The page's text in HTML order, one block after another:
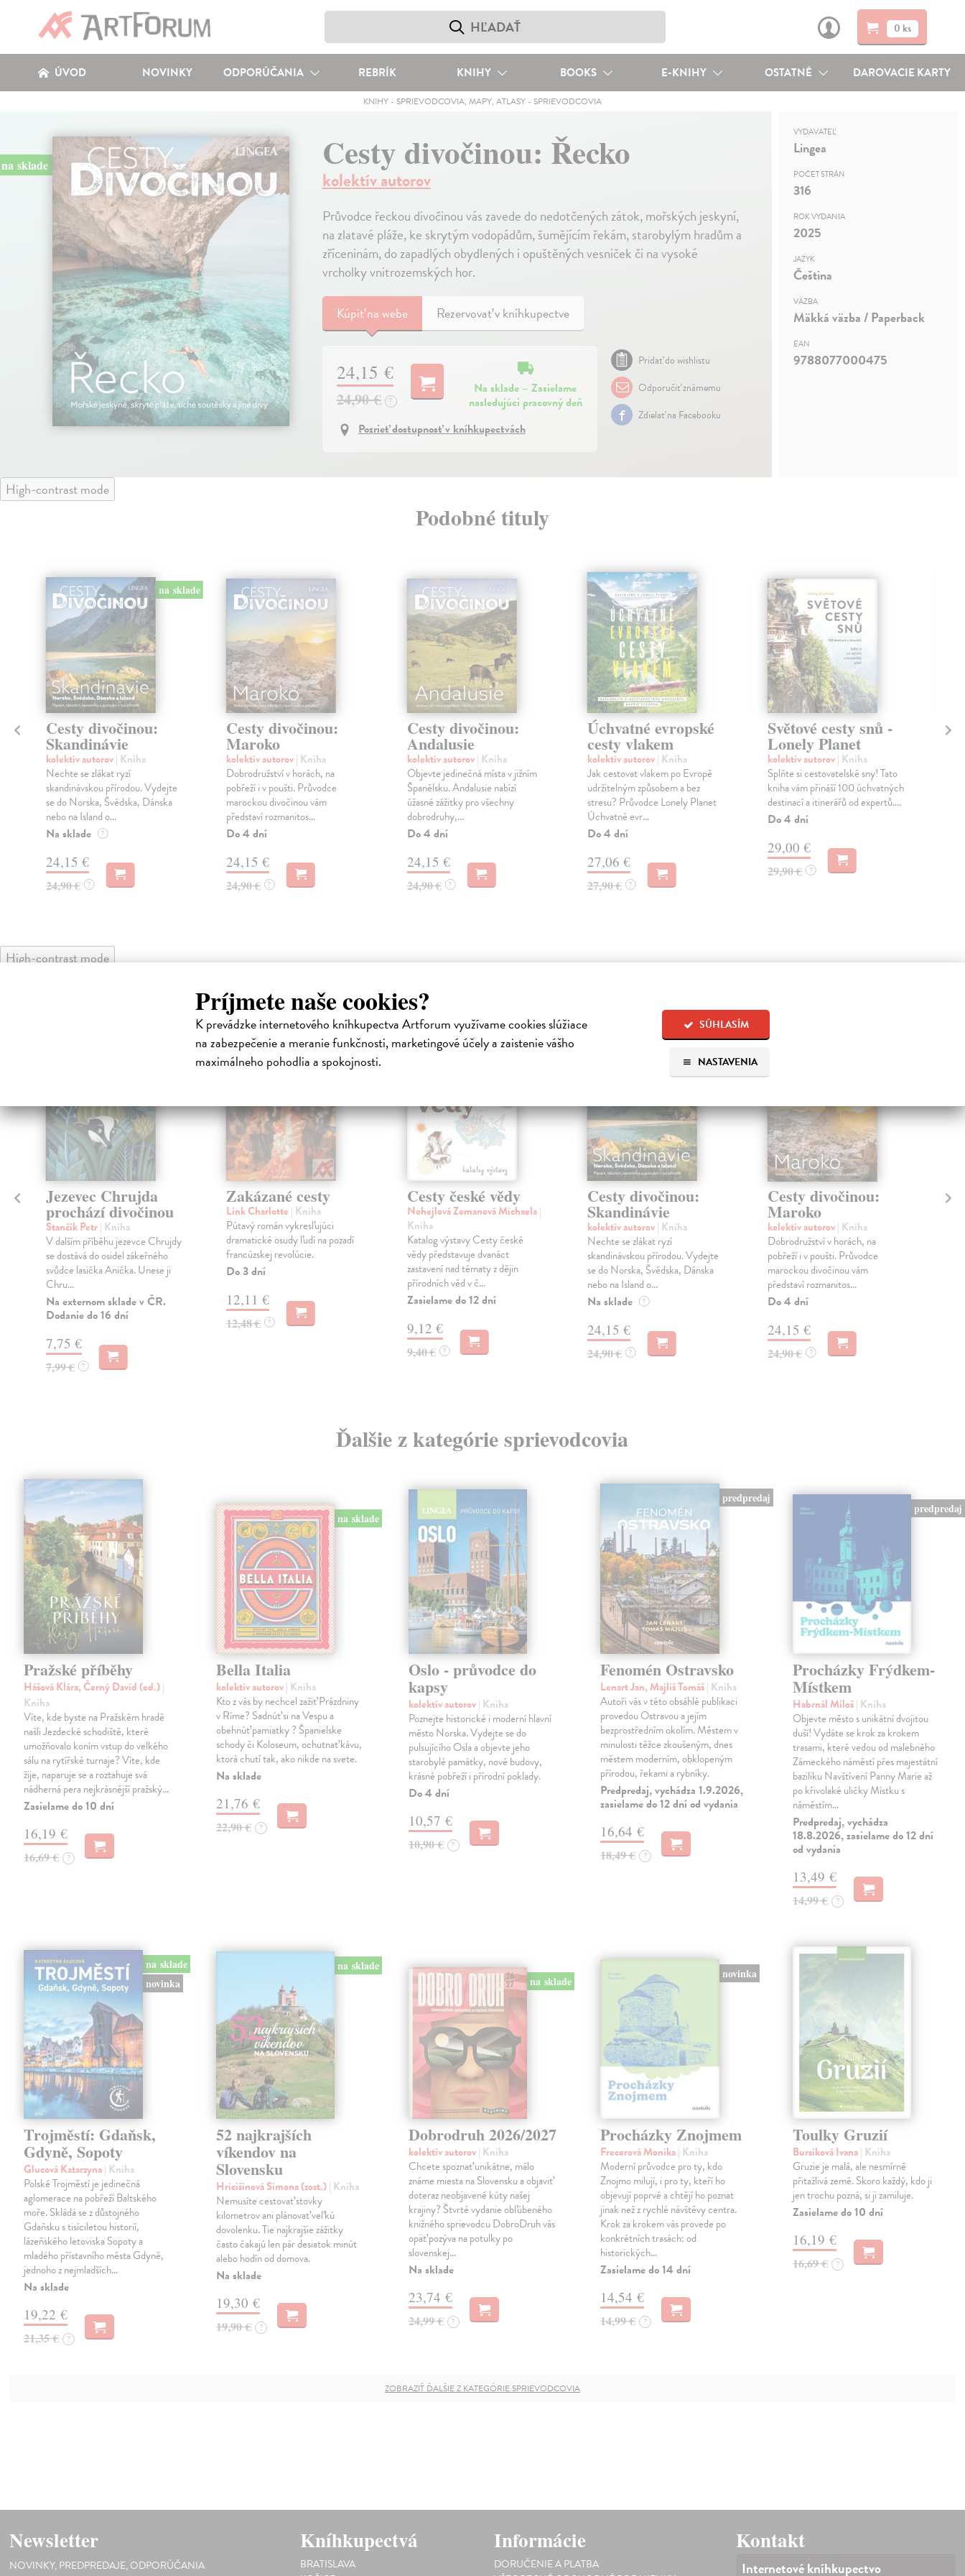
Príjmete naše cookies?
K prevádzke internetového kníhkupectva Artforum využívame cookies slúžiace
na zabezpečenie a meranie funkčnosti, marketingové účely a zaistenie vášho
maximálneho pohodlia a spokojnosti.
SÚHLASÍM
NASTAVENIA
0 ks
ÚVOD NOVINKY ODPORÚČANIA REBRÍK KNIHY BOOKS E-KNIHY OSTATNÉ DAROVACIE KARTY
KNIHY- SPRIEVODCOVIA, MAPY, ATLASY- SPRIEVODCOVIA
na sklade Cesty divočinou: Řecko
kolektív autorov
Průvodce řeckou divočinou vás zavede do nedotčených zátok, mořských jeskyní,
na zlatavé pláže, ke skrytým vodopádům, šumějícím řekám, starobylým hradům a
zříceninám, do zapadlých obydlených i opuštěných vesniček či na vysoké
vrcholky vnitrozemských hor.
Kúpiťna webe Rezervovať v kníhkupectve
24,15 €
24,90 € ?
Na sklade – Zasielame
nasledujúci pracovný deň
Pozrieť dostupnosť v kníhkupectvách
Pridať do wishlistu
Odporučiť známemu
Zdielať na Facebooku
VYDAVATEĽ
Lingea
POČET STRÁN
316
ROK VYDANIA
2025
JAZYK
Čeština
VÄZBA
Mäkká väzba / Paperback
EAN
9788077000475
High-contrast mode
Podobné tituly
na sklade
Cesty divočinou:
Skandinávie
kolektív autorov| Kniha
Nechte se zlákat ryzí
skandinávskou přírodou. Vydejte
se do Norska, Švédska, Dánska
nebo na Island o...
Na sklade ?
24,15 €
24,90 € ?
Cesty divočinou:
Maroko
kolektív autorov| Kniha
Dobrodružství v horách, na
pobřeží i v poušti. Průvodce
marockou divočinou vám
představí rozmanitos...
Do 4 dní
24,15 €
24,90 € ?
Cesty divočinou:
Andalusie
kolektív autorov| Kniha
Objevte jedinečná místa v jižním
Španělsku. Andalusie nabízí
úžasné zážitky pro všechny
dobrodruhy,...
Do 4 dní
24,15 €
24,90 € ?
Úchvatné evropské
cesty vlakem
kolektív autorov| Kniha
Jak cestovat vlakem po Evropě
udržitelným způsobem a bez
stresu? Průvodce Lonely Planet
Úchvatné evr...
Do 4 dní
27,06 €
27,90 € ?
Světové cesty snů -
Lonely Planet
kolektív autorov| Kniha
Splňte si cestovatelské sny! Tato
kniha vám přináší 100 úchvatných
destinací a itinerářů od expertů....
Do 4 dní
29,00 €
29,90 € ?
High-contrast mode
Čitatelia s podobným vkusom si kúpili aj:
Jezevec Chrujda
prochází divočinou
Stančík Petr| Kniha
V dalším příběhu jezevce Chrujdy
se dostává do osidel zákeřného
svůdce lasička Anička. Unese ji
Chru...
Na externom sklade v ČR.
Dodanie do 16 dní
7,75 €
7,99 € ?
Zakázané cesty
Link Charlotte | Kniha
Pútavý román vykresľujúci
dramatické osudy ľudí na pozadí
francúzskej revolúcie.
Do 3 dní
12,11 €
12,48 € ?
Cesty české vědy
Nohejlová Zemanová Michaela|
Kniha
Katalog výstavy Cesty české
vědy představuje dvanáct
zastavení nad tématy z dějin
přírodních věd v č...
Zasielame do 12 dní
9,12 €
9,40 € ?
na sklade
Cesty divočinou:
Skandinávie
kolektív autorov| Kniha
Nechte se zlákat ryzí
skandinávskou přírodou. Vydejte
se do Norska, Švédska, Dánska
nebo na Island o...
Na sklade ?
24,15 €
24,90 € ?
Cesty divočinou:
Maroko
kolektív autorov| Kniha
Dobrodružství v horách, na
pobřeží i v poušti. Průvodce
marockou divočinou vám
představí rozmanitos...
Do 4 dní
24,15 €
24,90 € ?
Ďalšie z kategórie sprievodcovia
Pražské příběhy
Hášová Klára, Černý David (ed.)|
Kniha
Víte, kde byste na Pražském hradě
našli Jezdecké schodiště, které
umožňovalo koním vstup do velkého
sálu na rytířské turnaje? Víte, kde
žije, naparuje se a roztahuje svá
nádherná pera nejkrásnější pražský…
Zasielame do 10 dní
16,19 €
16,69 € ?
na sklade
Bella Italia
kolektív autorov| Kniha
Kto z vás by nechcel zažiť Prázdniny
v Ríme? Sadnúť si na Vespu a
obehnúť pamiatky ? Španielske
schody či Koloseum, ochutnať kávu,
ktorá chutí tak, ako nikde na svete.
Na sklade
21,76 €
22,90 € ?
Oslo - průvodce do
kapsy
kolektív autorov| Kniha
Poznejte historické i moderní hlavní
město Norska. Vydejte se do
pulsujícího Osla a objevte jeho
starobylé památky, nové budovy,
krásné pobřeží i přírodní poklady.
Do 4 dní
10,57 €
10,90 € ?
predpredaj
Fenomén Ostravsko
Lenart Jan, Majliš Tomáš| Kniha
Autoři vás v této obsáhlé publikaci
provedou Ostravou a jejím
bezprostředním okolím. Městem v
minulosti těžce zkoušeným, dnes
městem moderním, obklopeným
přírodou, řekami a rybníky.
Predpredaj, vychádza 1.9.2026,
zasielame do 12 dní od vydania
16,64 €
18,49 € ?
predpredaj
Procházky Frýdkem-
Místkem
Habrnál Miloš| Kniha
Objevte město s unikátní dvojitou
duší! Vydáte se krok za krokem
trasami, které vedou od malebného
Zámeckého náměstí přes majestátní
baziliku Navštívení Panny Marie až
po křivolaké uličky Místku s
náměstím…
Predpredaj, vychádza
18.8.2026, zasielame do 12 dní
od vydania
13,49 €
14,99 € ?
na sklade
novinka
Trojměstí: Gdaňsk,
Gdyně, Sopoty
Glucová Katarzyna| Kniha
Polské Trojměstí je jedinečná
aglomerace na pobřeží Baltského
moře. Skládá se z důstojného
Gdaňsku s tisíciletou historií,
lázeňského letoviska Sopoty a
mladého přístavního města Gdyně,
jednoho z nejmladších…
Na sklade
19,22 €
21,35 € ?
na sklade
52 najkrajších
víkendov na
Slovensku
Hricišinová Simona (zost.)| Kniha
Nemusíte cestovať stovky
kilometrov ani plánovať veľkú
dovolenku. Tie najkrajšie zážitky
často čakajú len pár desiatok minút
alebo hodín od domova.
Na sklade
19,30 €
19,90 € ?
na sklade
Dobrodruh 2026/2027
kolektív autorov| Kniha
Chcete spoznať unikátne, málo
známe miesta na Slovensku a objaviť
doteraz neobjavené kúty našej
krajiny? Štvrté vydanie obľúbeného
knižného sprievodcu DobroDruh vás
opäť pozýva na potulky po
slovenskej…
Na sklade
23,74 €
24,99 € ?
novinka
Procházky Znojmem
Frecerová Monika| Kniha
Moderní průvodce pro ty, kdo
Znojmo milují, i pro ty, kteří ho
objevují poprvé a chtějí ho poznat
jinak než z rychlé návštěvy centra.
Krok za krokem vás provede po
konkrétních trasách: od
historických…
Zasielame do 14 dní
14,54 €
14,99 € ?
Toulky Gruzií
Bursíková Ivana| Kniha
Gruzie je malá, ale nesmírně
přitažlivá země. Skoro každý, kdo ji
jen trochu pozná, si ji zamiluje.
Zasielame do 10 dní
16,19 €
16,69 € ?
ZOBRAZIŤ ĎALŠIE Z KATEGÓRIE SPRIEVODCOVIA
Newsletter
NOVINKY, PREDPREDAJE, ODPORÚČANIA
Kníhkupectvá
BRATISLAVA
Informácie
DORUČENIE A PLATBA
Kontakt
Internetové kníhkupectvo